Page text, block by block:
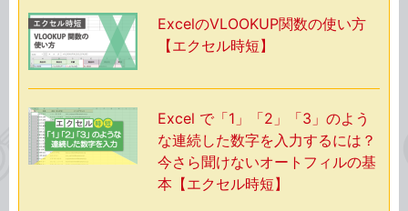
ExcelのVLOOKUP関数の使い方
【エクセル時短】
Excel で「1」「2」「3」のよう
な連続した数字を入力するには？
今さら聞けないオートフィルの基
本【エクセル時短】